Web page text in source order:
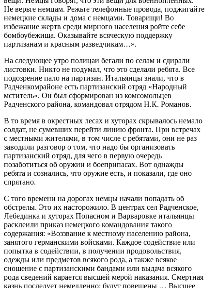
Не верьте немцам. Режьте телефонные провода, поджигайте
немецкие склады и дома с немцами. Товарищи! Во
избежание жертв среди мирного населения ройте себе
бомбоубежища. Оказывайте всяческую поддержку
партизанам и красным разведчикам…».
На следующее утро полицаи бегали по селам и сдирали
листовки. Никто не подумал, что это сделали ребята. Все
подозрение пало на партизан. Итальянцы знали, что в
Радченкомрайоне есть партизанский отряд «Народный
мститель». Он был сформирован из комсомольцев
Радченского района, командовал отрядом Н.К. Романов.
В то время в окрестных лесах и хуторах скрывалось немало
солдат, не сумевших перейти линию фронта. При встречах
с местными жителями, в том числе с ребятами, они не раз
заводили разговор о том, что надо бы организовать
партизанский отряд, для чего в первую очередь
позаботиться об оружии и боеприпасах. Вот однажды
ребята и сознались, что оружие есть, и показали, где оно
спрятано.
С того времени на дорогах немцы начали попадать об
обстрелы. Это их насторожило. В центрах сел Радченское,
Лебединка и хуторах Попасном и Варваровке итальянцы
расклеили приказ немецкого командования такого
содержания: «Воззвание к местному населению района,
занятого германскими войсками. Каждое содействие или
попытка в содействии, в получении продовольствия,
одежды или предметов всякого рода, а также всякое
сношение с партизанскими бандами или выдача всякого
рода сведений карается высшей мерой наказания. Смертная
казнь последует немедленно: будут повешены … Высшее